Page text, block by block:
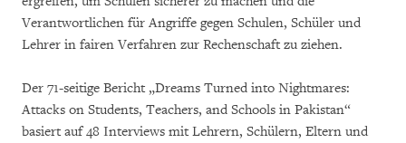
Verantwortlichen für Angriffe gegen Schulen, Schüler und
Lehrer in fairen Verfahren zur Rechenschaft zu ziehen.
Der 71-seitige Bericht „Dreams Turned into Nightmares:
Attacks on Students, Teachers, and Schools in Pakistan“
basiert auf 48 Interviews mit Lehrern, Schülern, Eltern und